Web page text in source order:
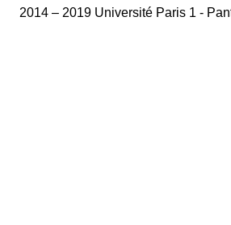
2014 – 2019 Université Paris 1 -